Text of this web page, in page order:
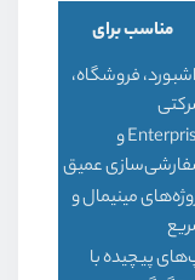
مناسب برای
فروشگاه،
Enterprise و
عمیق
مینیمال و
پیچیده با